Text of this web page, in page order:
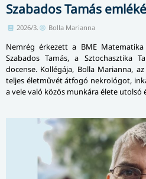
Szabados Tamás
2026/3. Bolla Marianna
Nemrég érkezett a BME
Szabados Tamás, a Sztochasztika
docense. Kollégája, Bolla Marianna,
teljes életművét átfogó nekrológot,
a vele való közös munkára élete utolsó